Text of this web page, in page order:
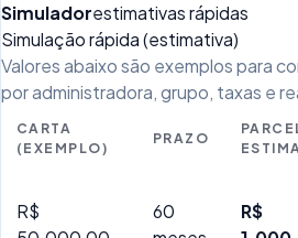
Simuladorestimativas rápidas
Simulação rápida (estimativa)
Valores abaixo são exemplos para
por administradora, grupo, taxas e
CARTA
(EXEMPLO)
PRAZO
R$
60
R$